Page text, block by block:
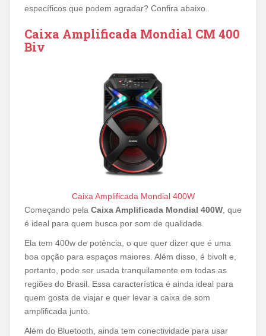
específicos que podem agradar? Confira abaixo.
Caixa Amplificada Mondial CM 400
Biv
Caixa Amplificada Mondial 400W
Começando pela Caixa Amplificada Mondial 400W , que
é ideal para quem busca por som de qualidade.
Ela tem 400w de potência, o que quer dizer que é uma
boa opção para espaços maiores. Além disso, é bivolt e,
portanto, pode ser usada tranquilamente em todas as
regiões do Brasil. Essa característica é ainda ideal para
quem gosta de viajar e quer levar a caixa de som
amplificada junto.
Além do Bluetooth, ainda tem conectividade para usar